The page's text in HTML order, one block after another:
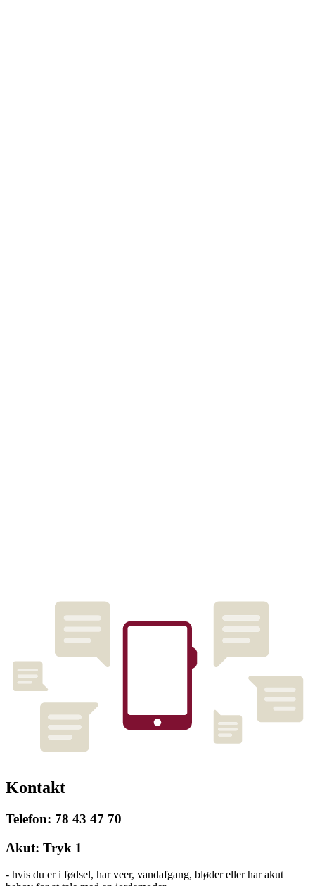
Kontakt
Telefon: 78 43 47 70
Akut: Tryk 1
- hvis du er i fødsel, har veer, vandafgang, bløder eller har akut